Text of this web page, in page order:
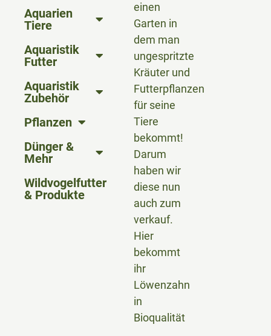
Aquarien
Tiere
Aquaristik
Futter
Aquaristik
Zubehör
Pflanzen
Dünger &
Mehr
Wildvogelfutter
& Produkte
einen
Garten in
dem man
ungespritzte
Kräuter und
Futterpflanzen
für seine
Tiere
bekommt!
Darum
haben wir
diese nun
auch zum
verkauf.
Hier
bekommt
ihr
Löwenzahn
in
Bioqualität